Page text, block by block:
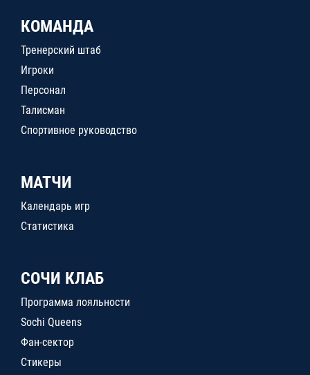
КОМАНДА
Тренерский штаб
Игроки
Персонал
Талисман
Спортивное руководство
МАТЧИ
Календарь игр
Статистика
СОЧИ КЛАБ
Программа лояльности
Sochi Queens
Фан-сектор
Стикеры